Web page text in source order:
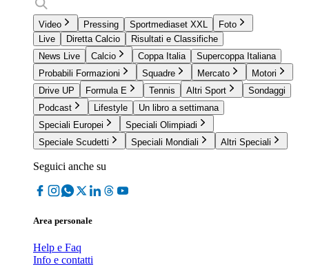
Video Pressing Sportmediaset XXL
Foto
Live
Diretta Calcio
Risultati e Classifiche
News Live
Calcio Coppa Italia
Supercoppa Italiana
Probabili Formazioni
Squadre Mercato
Motori
Drive UP
Formula E Tennis Altri Sport
Sondaggi
Podcast
Lifestyle
Un libro a settimana
Speciali Europei
Speciali Olimpiadi
Speciale Scudetti
Speciali Mondiali Altri Speciali
Seguici anche su
Area personale
Help e Faq
Info e contatti